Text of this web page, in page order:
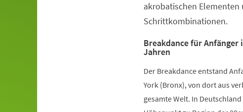
akrobatischen Elementen
Schrittkombinationen.
Breakdance für Anfänger
Jahren
Der Breakdance entstand
York (Bronx), von dort aus
gesamte Welt. In